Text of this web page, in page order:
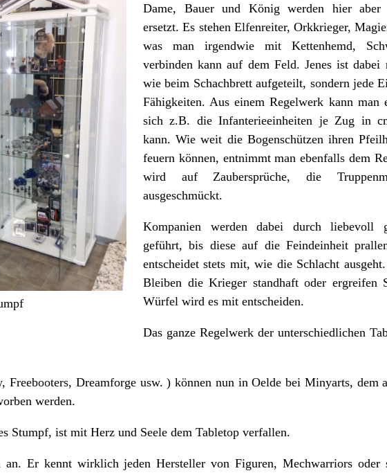
Dame, Bauer und König werden hier aber
ersetzt. Es stehen Elfenreiter, Orkkrieger,
was man irgendwie mit Kettenhemd,
verbinden kann auf dem Feld. Jenes ist dabei
wie beim Schachbrett aufgeteilt, sondern jede
Fähigkeiten. Aus einem Regelwerk kann man
sich z.B. die Infanterieeinheiten je Zug in
kann. Wie weit die Bogenschützen ihren
feuern können, entnimmt man ebenfalls dem
wird auf Zaubersprüche, die
ausgeschmückt.
Kompanien werden dabei durch liebevoll
geführt, bis diese auf die Feindeinheit
entscheidet stets mit, wie die Schlacht
Bleiben die Krieger standhaft oder ergreifen
Würfel wird es mit entscheiden.
Das ganze Regelwerk der unterschiedlichen
Freebooters, Dreamforge usw. ) können nun in Oelde bei Minyarts, dem
werden.
Stumpf, ist mit Herz und Seele dem Tabletop verfallen.
Er kennt wirklich jeden Hersteller von Figuren, Mechwarriors oder